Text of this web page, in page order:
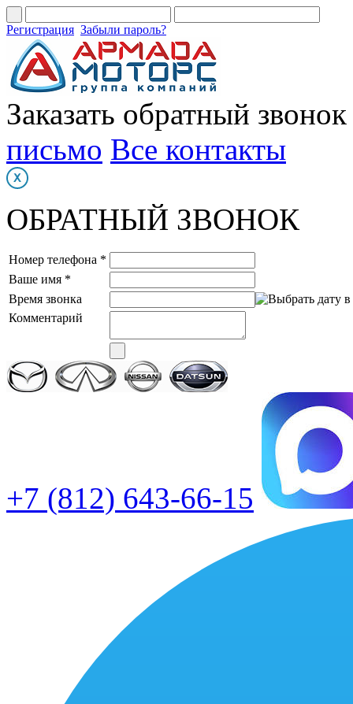
Регистрация Забыли пароль?
Заказать обратный звонок
письмо Все контакты
ОБРАТНЫЙ ЗВОНОК
Номер телефона *
Ваше имя *
Время звонка
Комментарий
+7 (812) 643-66-15